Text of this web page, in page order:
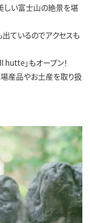
しい富士山の絶景を堪
ているのでアクセスも
」もオープン！
産品やお土産を取り扱